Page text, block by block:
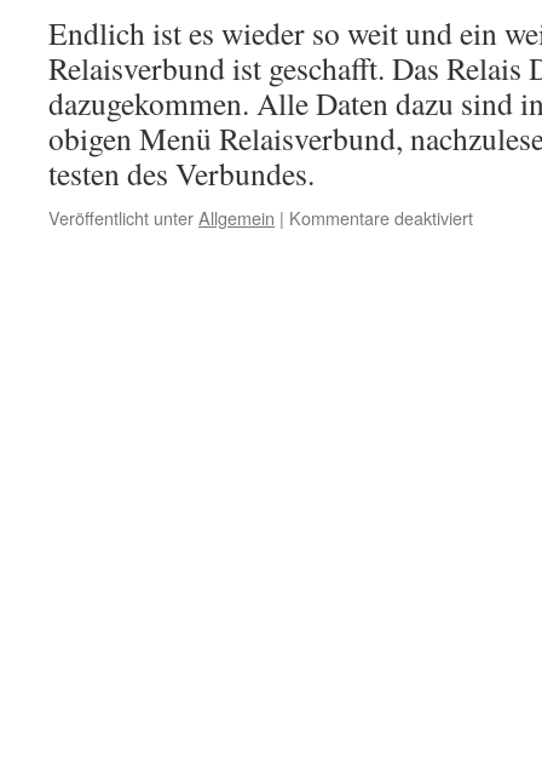
Endlich ist es wieder so weit und ein
Relaisverbund ist geschafft. Das
dazugekommen. Alle Daten dazu sind
obigen Menü Relaisverbund,
testen des Verbundes.
Veröffentlicht unterAllgemein | Kommentare deaktiviertfür